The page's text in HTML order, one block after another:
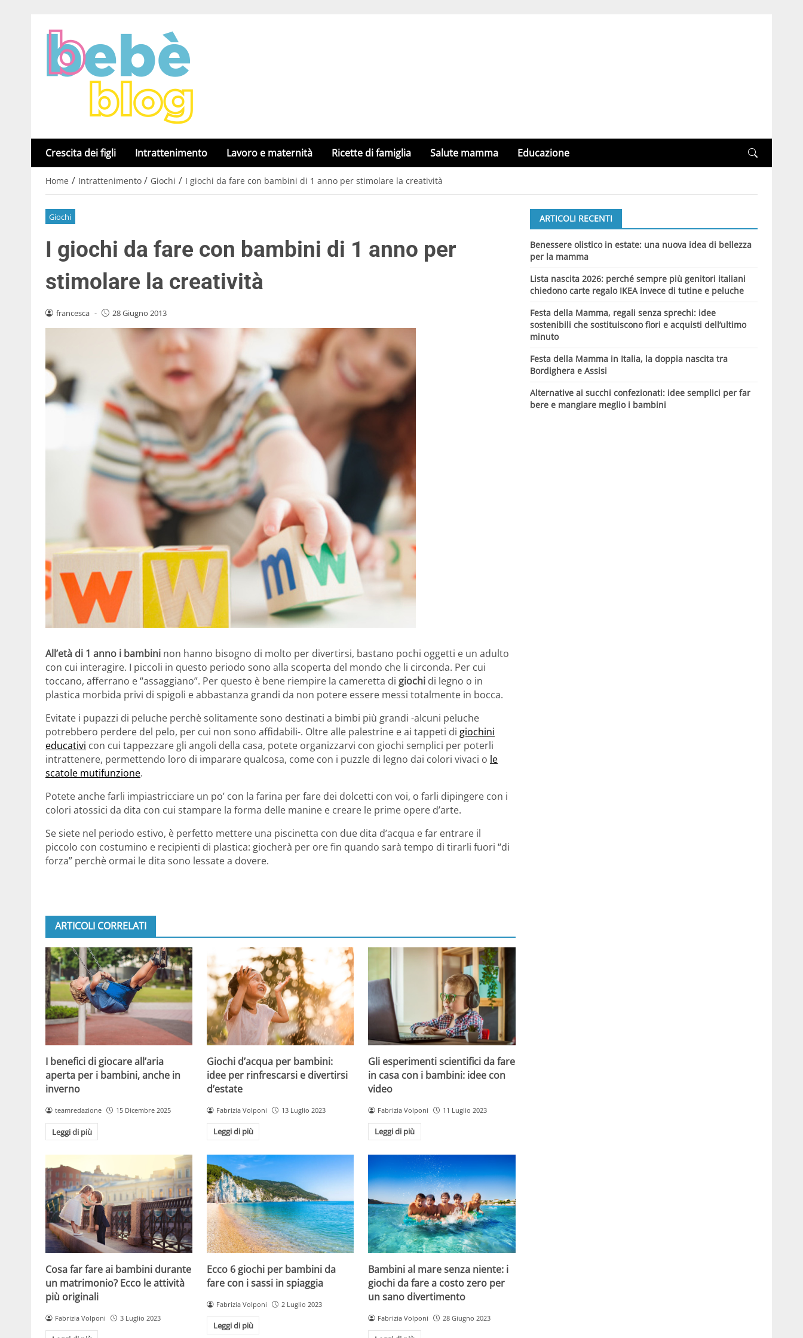
Crescita dei figli Intrattenimento Lavoro e maternità Ricette di famiglia Salute mamma Educazione
Home / Intrattenimento / Giochi / I giochi da fare con bambini di 1 anno per stimolare la creatività
Giochi
I giochi da fare con bambini di 1 anno per
stimolare la creatività
francesca - 28 Giugno 2013
All’età di 1 anno i bambini non hanno bisogno di molto per divertirsi, bastano pochi oggetti e un adulto
con cui interagire. I piccoli in questo periodo sono alla scoperta del mondo che li circonda. Per cui
toccano, afferrano e “assaggiano”. Per questo è bene riempire la cameretta di giochi di legno o in
plastica morbida privi di spigoli e abbastanza grandi da non potere essere messi totalmente in bocca.
Evitate i pupazzi di peluche perchè solitamente sono destinati a bimbi più grandi -alcuni peluche
potrebbero perdere del pelo, per cui non sono affidabili-. Oltre alle palestrine e ai tappeti di giochini
educativi con cui tappezzare gli angoli della casa, potete organizzarvi con giochi semplici per poterli
intrattenere, permettendo loro di imparare qualcosa, come con i puzzle di legno dai colori vivaci o le
scatole mutifunzione.
Potete anche farli impiastricciare un po’ con la farina per fare dei dolcetti con voi, o farli dipingere con i
colori atossici da dita con cui stampare la forma delle manine e creare le prime opere d’arte.
Se siete nel periodo estivo, è perfetto mettere una piscinetta con due dita d’acqua e far entrare il
piccolo con costumino e recipienti di plastica: giocherà per ore fin quando sarà tempo di tirarli fuori “di
forza” perchè ormai le dita sono lessate a dovere.
ARTICOLI CORRELATI
I benefici di giocare all’aria
aperta per i bambini, anche in
inverno
teamredazione 15 Dicembre 2025
Leggi di più
Giochi d’acqua per bambini:
idee per rinfrescarsi e divertirsi
d’estate
Fabrizia Volponi 13 Luglio 2023
Leggi di più
Gli esperimenti scientifici da fare
in casa con i bambini: idee con
video
Fabrizia Volponi 11 Luglio 2023
Leggi di più
Cosa far fare ai bambini durante
un matrimonio? Ecco le attività
più originali
Fabrizia Volponi 3 Luglio 2023
Ecco 6 giochi per bambini da
fare con i sassi in spiaggia
Fabrizia Volponi 2 Luglio 2023
Leggi di più
Bambini al mare senza niente: i
giochi da fare a costo zero per
un sano divertimento
Fabrizia Volponi 28 Giugno 2023
ARTICOLI RECENTI
Benessere olistico in estate: una nuova idea di bellezza
per la mamma
Lista nascita 2026: perché sempre più genitori italiani
chiedono carte regalo IKEA invece di tutine e peluche
Festa della Mamma, regali senza sprechi: idee
sostenibili che sostituiscono fiori e acquisti dell’ultimo
minuto
Festa della Mamma in Italia, la doppia nascita tra
Bordighera e Assisi
Alternative ai succhi confezionati: idee semplici per far
bere e mangiare meglio i bambini